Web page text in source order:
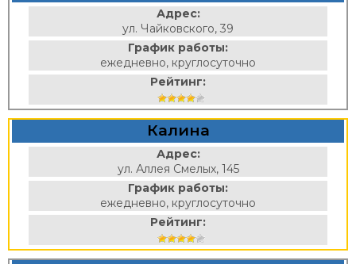
Адрес:
ул. Чайковского, 39
График работы:
ежедневно, круглосуточно
Рейтинг:
Калина
Адрес:
ул. Аллея Смелых, 145
График работы:
ежедневно, круглосуточно
Рейтинг: